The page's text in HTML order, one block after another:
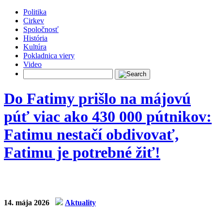
Politika
Cirkev
Spoločnosť
História
Kultúra
Pokladnica viery
Video
Do Fatimy prišlo na májovú
púť viac ako 430 000 pútnikov:
Fatimu nestačí obdivovať,
Fatimu je potrebné žiť!
14. mája 2026
Aktuality